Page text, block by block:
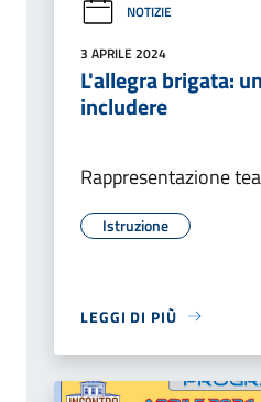
NOTIZIE
3 APRILE 2024
L'allegra brigata:
includere
Rappresentazione
Istruzione
LEGGI DI PIÙ